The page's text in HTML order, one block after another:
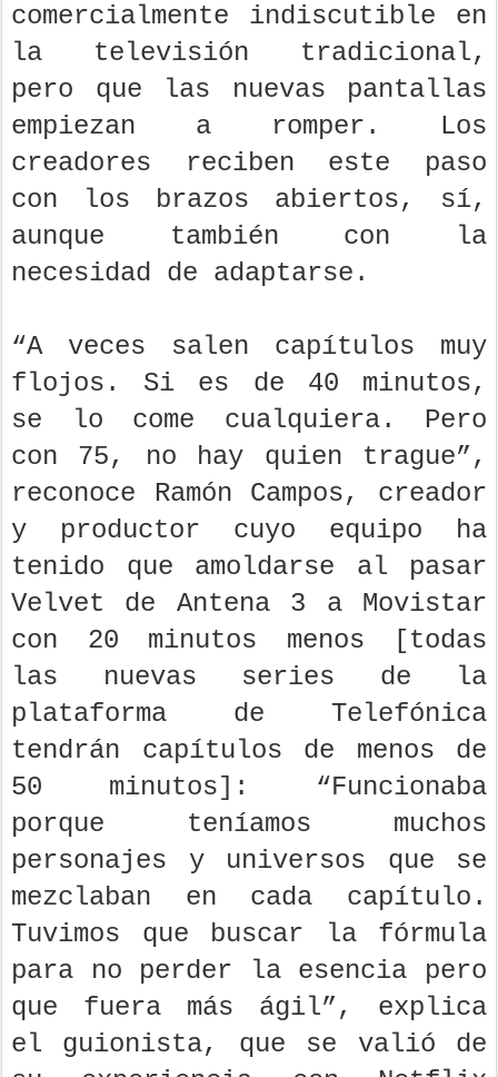
comercialmente indiscutible en
la televisión tradicional,
pero que las nuevas pantallas
empiezan a romper. Los
creadores reciben este paso
con los brazos abiertos, sí,
aunque también con la
necesidad de adaptarse.
“A veces salen capítulos muy
flojos. Si es de 40 minutos,
se lo come cualquiera. Pero
con 75, no hay quien trague”,
reconoce Ramón Campos, creador
y productor cuyo equipo ha
tenido que amoldarse al pasar
Velvet de Antena 3 a Movistar
con 20 minutos menos [todas
las nuevas series de la
plataforma de Telefónica
tendrán capítulos de menos de
50 minutos]: “Funcionaba
porque teníamos muchos
personajes y universos que se
mezclaban en cada capítulo.
Tuvimos que buscar la fórmula
para no perder la esencia pero
que fuera más ágil”, explica
el guionista, que se valió de